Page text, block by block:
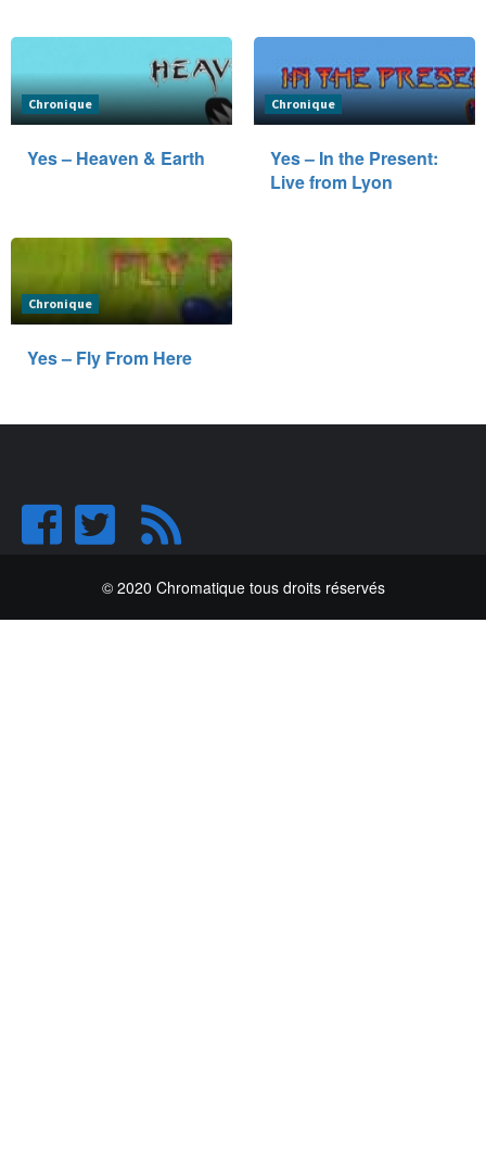
Chronique
Yes – Heaven & Earth
Chronique
Yes – In the Present:
Live from Lyon
Chronique
Yes – Fly From Here
© 2020 Chromatique tous droits réservés